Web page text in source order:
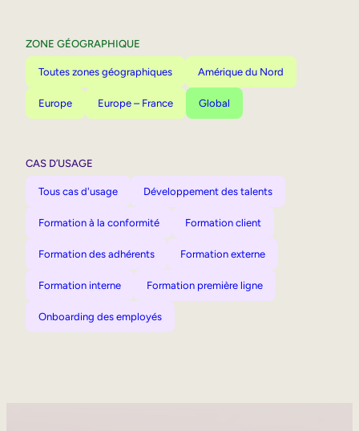
ZONE GÉOGRAPHIQUE
Toutes zones géographiques Amérique du Nord
Europe Europe – France Global
CAS D’USAGE
Tous cas d'usage Développement des talents
Formation à la conformité Formation client
Formation des adhérents Formation externe
Formation interne Formation première ligne
Onboarding des employés